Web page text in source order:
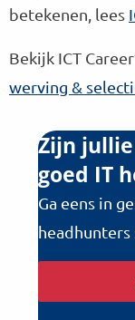
betekenen, lees
Bekijk ICT
werving &
Zijn
goed IT
Ga eens in
headhunters